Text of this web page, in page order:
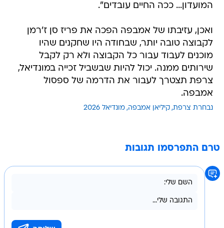
המועדון... ככה החיים עובדים".
ואכן, עזיבתו של אמבפה הפכה את פריז סן ז'רמן
לקבוצה טובה יותר, שבחודה היו שחקנים שהיו
מוכנים לעבוד עבור כל הקבוצה ולא רק לקבל
שירותים ממנה. יכול להיות שבשביל זכייה במונדיאל,
צרפת תצטרך לעבור את הדרמה של ספסול
אמבפה.
נבחרת צרפת קיליאן אמבפה מונדיאל 2026
טרם התפרסמו תגובות